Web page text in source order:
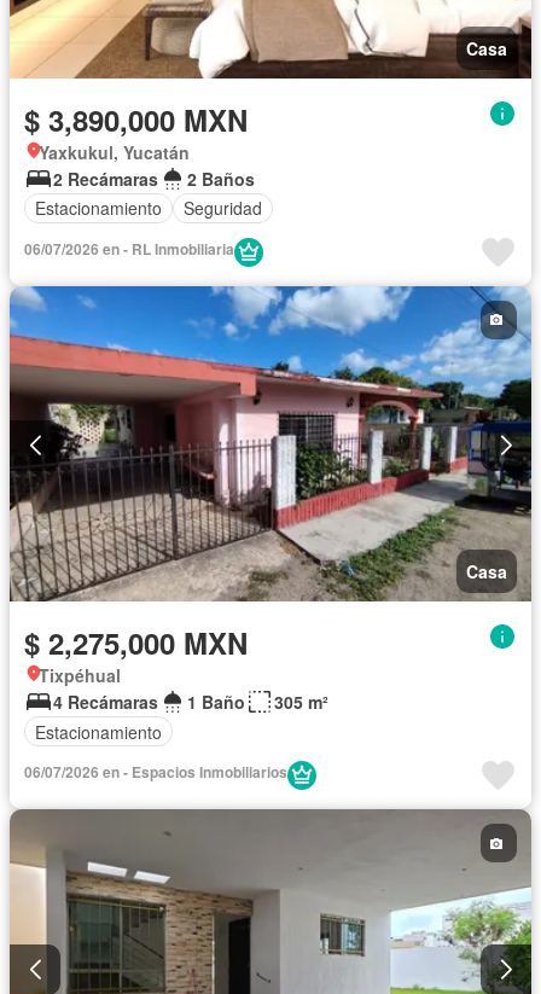
Casa
$ 3,890,000 MXN
Yaxkukul, Yucatán
2 Recámaras
2 Baños
Estacionamiento
Seguridad
06/07/2026 en - RL Inmobiliaria
Casa
$ 2,275,000 MXN
Tixpéhual
4 Recámaras
1 Baño
305 m²
Estacionamiento
06/07/2026 en - Espacios Inmobiliarios